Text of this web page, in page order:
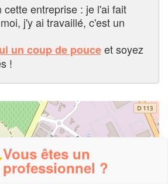
cette entreprise : je l'ai fait
j'y ai travaillé, c'est un
un coup de pouceet soyez
!
Vous êtes un
professionnel ?